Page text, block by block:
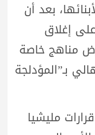
بعد أن
إغلاق
مناهج خاصة
بـ”المؤدلجة
مليشيا